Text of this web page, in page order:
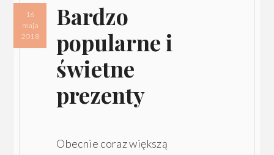
Bardzo
popularne i
świetne
prezenty
16
maja
2018
Obecnie coraz większą